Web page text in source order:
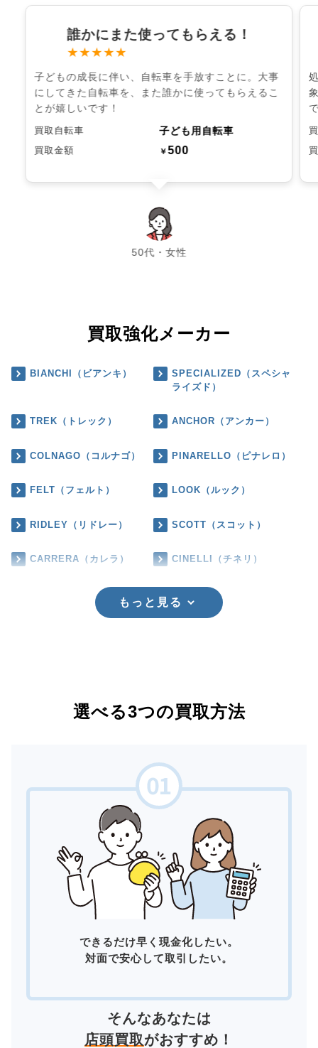
誰かにまた使ってもらえる！
★★★★★
子どもの成長に伴い、自転車を手放すことに。大事
にしてきた自転車を、また誰かに使ってもらえるこ
とが嬉しいです！
買取自転車 子ども用自転車
買取金額 ￥500
50代・女性
chevron_left chevron_right
買取強化メーカー
BIANCHI（ビアンキ）
SPECIALIZED（スペシャ
ライズド）
TREK（トレック） ANCHOR（アンカー）
COLNAGO（コルナゴ） PINARELLO（ピナレロ）
FELT（フェルト） LOOK（ルック）
RIDLEY（リドレー） SCOTT（スコット）
CARRERA（カレラ） CINELLI（チネリ）
もっと見る
選べる3つの買取方法
できるだけ早く現金化したい。
対面で安心して取引したい。
そんなあなたは
店頭買取がおすすめ！